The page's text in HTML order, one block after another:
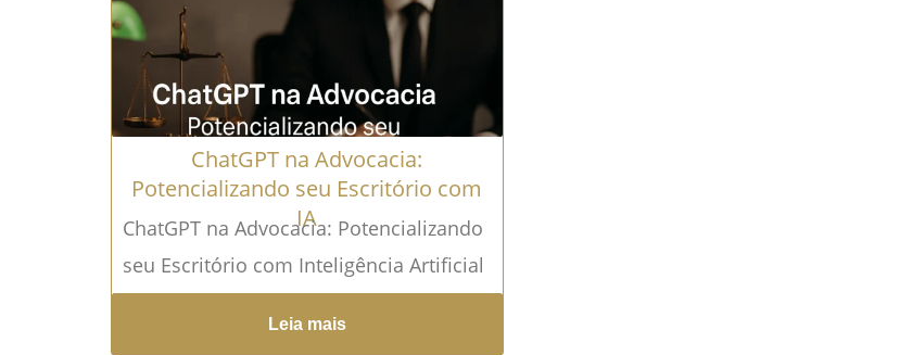
mais →
ChatGPT na Advocacia:
Potencializando seu Escritório com
IA
ChatGPT na Advocacia: Potencializando
seu Escritório com Inteligência Artificial
No mundo cada vez mais tecnológico
em que vivemos, a inteligência artificial
Leia mais